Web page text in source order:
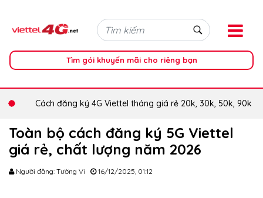
Tìm gói khuyến mãi cho riêng bạn
Cách đăng ký 4G Viettel tháng giá rẻ 20k, 30k, 50k, 90k
Toàn bộ cách đăng ký 5G Viettel
giá rẻ, chất lượng năm 2026
Người đăng: Tường Vi 16/12/2025, 01:12